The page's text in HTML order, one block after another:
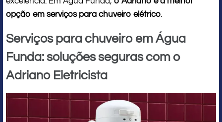
opção em serviços para chuveiro elétrico.
Serviços para chuveiro em Água
Funda: soluções seguras com o
Adriano Eletricista